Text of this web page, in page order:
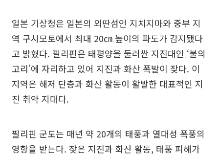
일본 기상청은 일본의 외딴섬인 지치지마와 중부 지
역 구시모토에서 최대 20㎝ 높이의 파도가 감지됐다
고 밝혔다. 필리핀은 태평양을 둘러싼 지진대인 ‘불의
고리’에 자리하고 있어 지진과 화산 폭발이 잦다. 이
지역은 해저 단층과 화산 활동이 활발한 대표적인 지
진 취약 지대다.
필리핀 군도는 매년 약 20개의 태풍과 열대성 폭풍의
영향을 받는다. 잦은 지진과 화산 활동, 태풍 피해가